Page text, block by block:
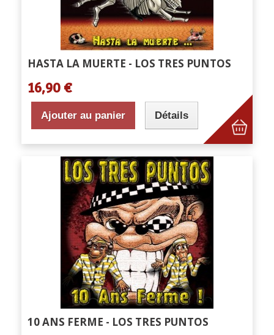
HASTA LA MUERTE - LOS TRES PUNTOS
16,90 €
Ajouter au panier Détails
10 ANS FERME - LOS TRES PUNTOS